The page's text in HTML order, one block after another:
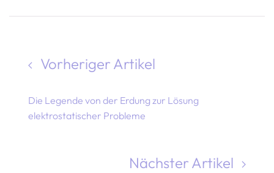
Vorheriger Artikel
Die Legende von der Erdung zur Lösung
elektrostatischer Probleme
Nächster Artikel